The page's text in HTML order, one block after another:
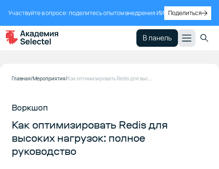
Участвуйте в опросе: поделитесь опытом внедрения ИИ Поделиться
В панель
Главная Мероприятия Как оптимизировать Redis для высоких нагрузок: полное руководство
Воркшоп
Как оптимизировать Redis для
высоких нагрузок: полное
руководство